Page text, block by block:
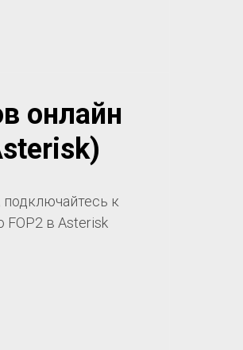
онлайн
к
FOP2 в Asterisk